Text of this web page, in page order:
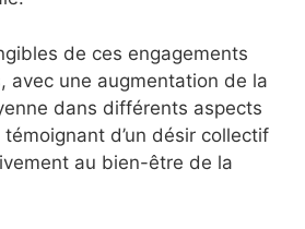
de ces engagements
avec une augmentation de la
dans différents aspects
d’un désir collectif
au bien-être de la